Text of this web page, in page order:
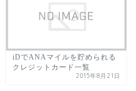
iDでANAマイルを貯められる
クレジットカード一覧
2015年8月21日